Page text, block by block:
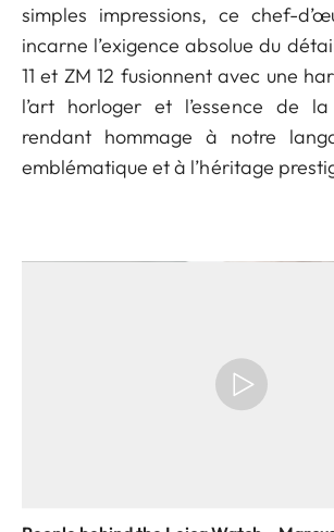
simples impressions, ce chef-
incarne l’exigence absolue du
11 et ZM 12 fusionnent avec une
l’art horloger et l’essence de
rendant hommage à notre
emblématique et à l’héritage